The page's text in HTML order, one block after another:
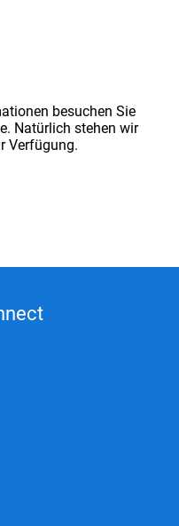
besuchen Sie
Natürlich stehen wir
Verfügung.